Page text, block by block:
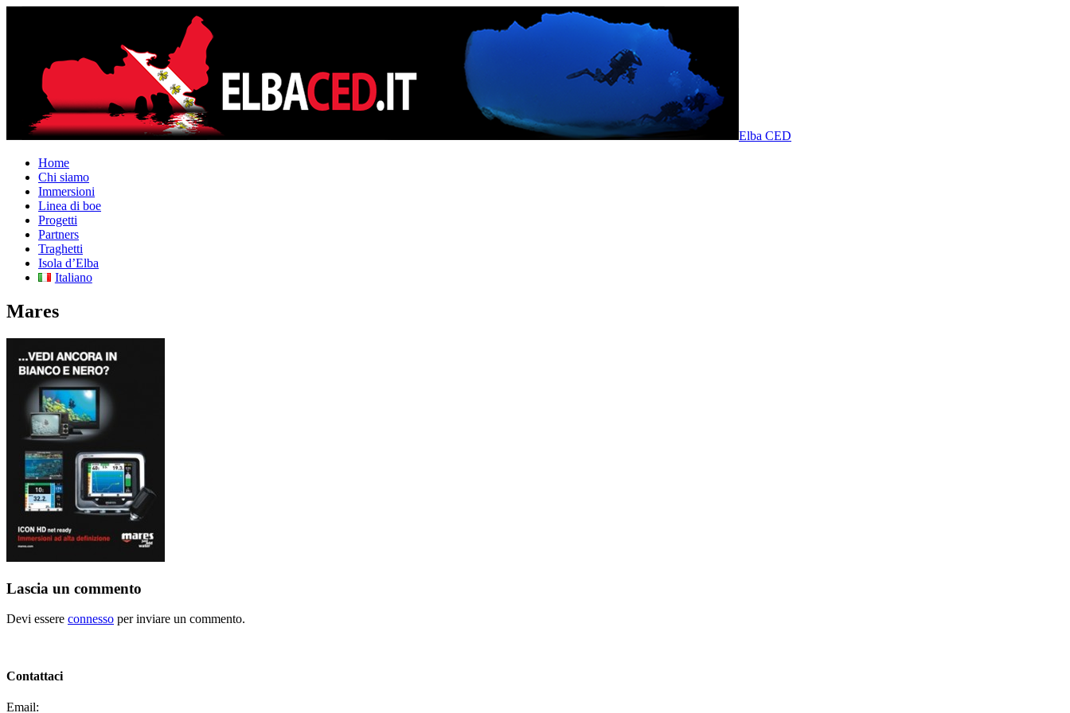
Elba CED
Home
Chi siamo
Immersioni
Linea di boe
Progetti
Partners
Traghetti
Isola d’Elba
Italiano
Mares
Lascia un commento
Devi essere connesso per inviare un commento.
Contattaci
Email: